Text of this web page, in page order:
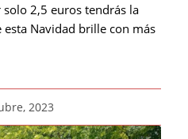
solo 2,5 euros tendrás la
Navidad brille con más
2023